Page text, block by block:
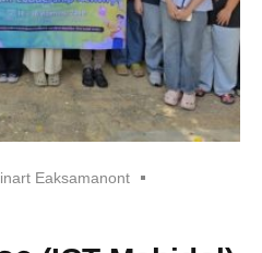
Eaksamanont